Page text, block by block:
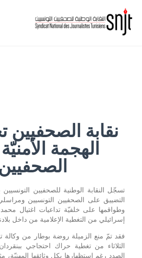
نقابة الصحفيين
الهجمة
تسجّل النقابة الوطنية للصحفيين التونسيين
التضييق على الصحفيين التونسيين
وطواقمها على خلفيّة تداعيات اغتيال
إسرائيلي من التغطية الإعلامية من داخل
فقد تمّ منع الزميلة روضة بوطار من وكالة
الثلاثاء من تغطية حراك احتجاجي
الصدد رغم استظهارها بكل وثائقها المهنيّة،